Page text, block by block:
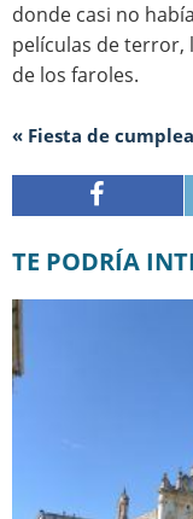
donde casi no
películas de terror,
de los faroles.
« Fiesta de
TE PODRÍA